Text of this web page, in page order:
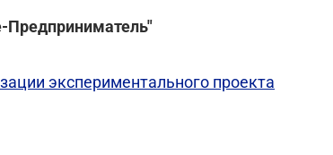
Предприниматель"
экспериментального проекта